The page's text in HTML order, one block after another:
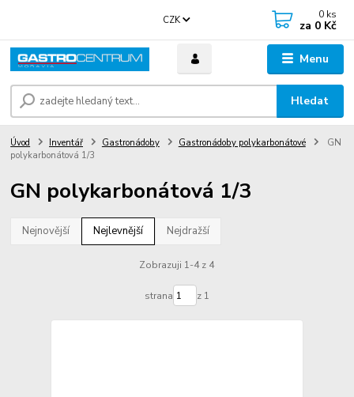
Menu
CZK
Hledat
0 ks
za 0 Kč
Úvod Inventář Gastronádoby Gastronádoby polykarbonátové
GN
polykarbonátová 1/3
GN polykarbonátová 1/3
Nejnovější Nejlevnější Nejdražší
Zobrazuji 1-4 z 4
strana z 1